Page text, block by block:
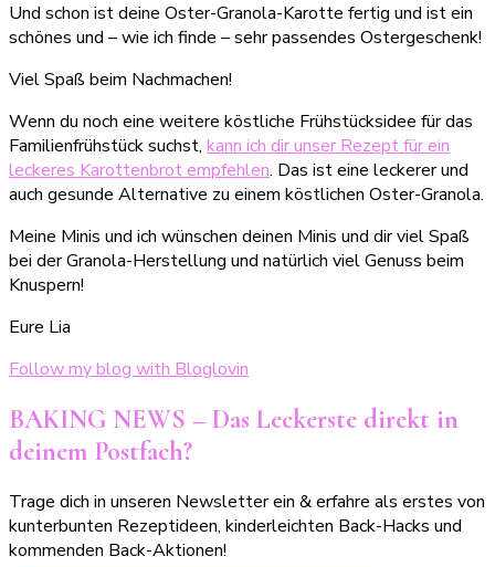
Und schon ist deine Oster-Granola-Karotte fertig und ist ein
schönes und – wie ich finde – sehr passendes Ostergeschenk!
Viel Spaß beim Nachmachen!
Wenn du noch eine weitere köstliche Frühstücksidee für das
Familienfrühstück suchst, kann ich dir unser Rezept für ein
leckeres Karottenbrot empfehlen. Das ist eine leckerer und
auch gesunde Alternative zu einem köstlichen Oster-Granola.
Meine Minis und ich wünschen deinen Minis und dir viel Spaß
bei der Granola-Herstellung und natürlich viel Genuss beim
Knuspern!
Eure Lia
Follow my blog with Bloglovin
BAKING NEWS – Das Leckerste direkt in
deinem Postfach?
Trage dich in unseren Newsletter ein & erfahre als erstes von
kunterbunten Rezeptideen, kinderleichten Back-Hacks und
kommenden Back-Aktionen!